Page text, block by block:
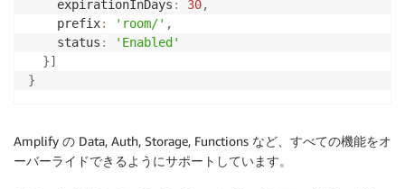
    expirationInDays
: 30,
    prefix
: 'room/' ,
    status
:
'Enabled'
}]
}
Amplify の Data, Auth, Storage, Functions など、すべての機能をオ
ーバーライドできるようにサポートしています。